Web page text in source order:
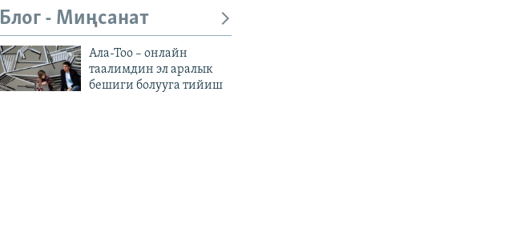
Блог - Миңсанат
Ала-Тоо – онлайн
таалимдин эл аралык
бешиги болууга тийиш